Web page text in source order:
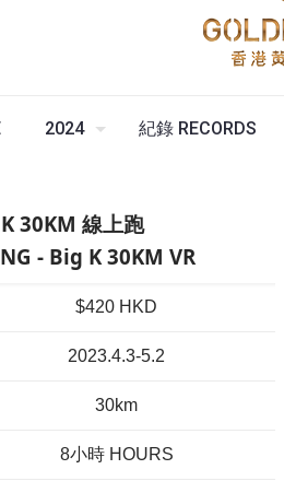
2024 紀錄 RECORDS
30KM 線上跑
- Big K 30KM VR
$420 HKD
2023.4.3-5.2
30km
8小時 HOURS